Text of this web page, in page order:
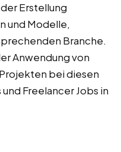
Erstellung
und Modelle,
Branche.
Anwendung von
bei diesen
Freelancer Jobs in